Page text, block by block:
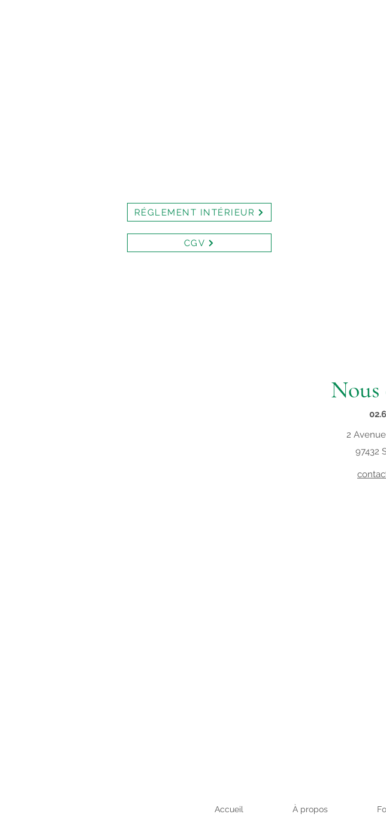
RÉGLEMENT INTÉRIEUR
CGV
2
97432
Accueil À propos